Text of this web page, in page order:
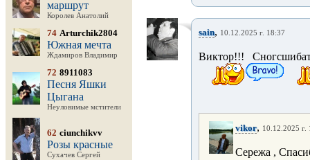
маршрут
Королев Анатолий
74 Arturchik2804
Южная мечта
Ждамиров Владимир
72 8911083
Песня Яшки
Цыгана
Неуловимые мстители
62 ciunchikvv
Розы красные
Сухачев Сергей
sain, 10.12.2025 г. 18:37
Виктор!!!
vikor, 10.12.2025 г.
Сережа ,